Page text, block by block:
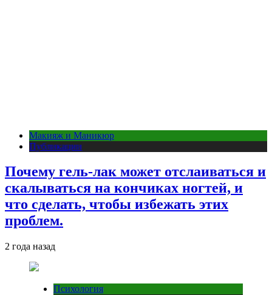
Макияж и Маникюр
Публикации
Почему гель-лак может отслаиваться и
скалываться на кончиках ногтей, и
что сделать, чтобы избежать этих
проблем.
2 года назад
Психология